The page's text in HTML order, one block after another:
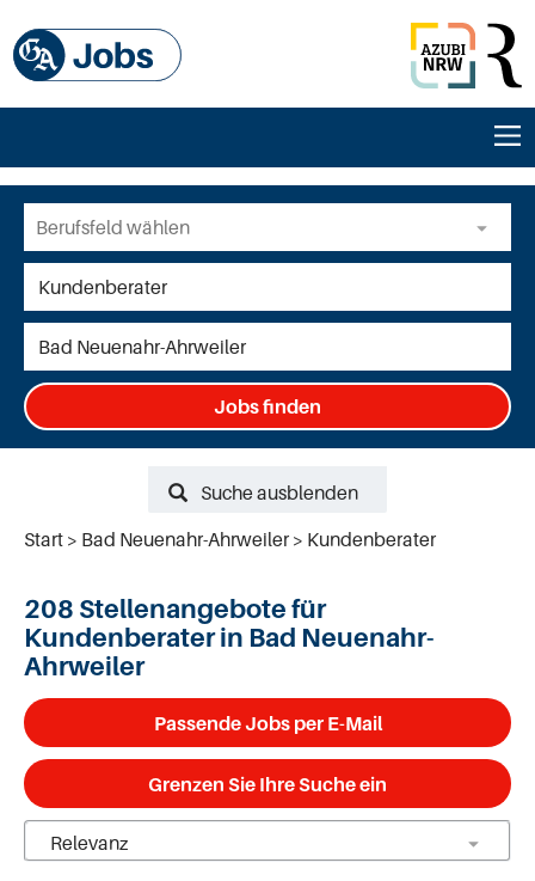
Jobs finden
Suche ausblenden
Start
Bad Neuenahr-Ahrweiler Kundenberater
208 Stellenangebote für
Kundenberater in Bad Neuenahr-
Ahrweiler
Passende Jobs per E-Mail
Grenzen Sie Ihre Suche ein